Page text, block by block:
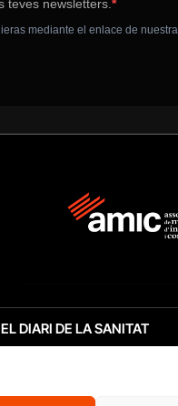
EL DIARI DE LA SANITAT